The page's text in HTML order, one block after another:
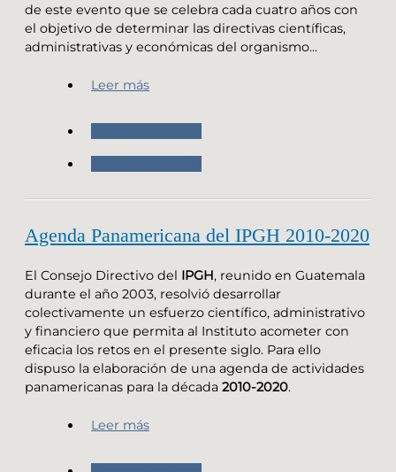
de este evento que se celebra cada cuatro años con
el objetivo de determinar las directivas científicas,
administrativas y económicas del organismo...
Leer más
Agenda Panamericana del IPGH 2010-2020
El Consejo Directivo del IPGH, reunido en Guatemala
durante el año 2003, resolvió desarrollar
colectivamente un esfuerzo científico, administrativo
y financiero que permita al Instituto acometer con
eficacia los retos en el presente siglo. Para ello
dispuso la elaboración de una agenda de actividades
panamericanas para la década 2010-2020.
Leer más